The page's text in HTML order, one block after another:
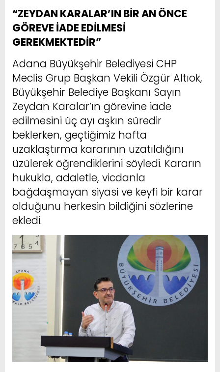
“ZEYDAN KARALAR’IN BİR AN ÖNCE
GÖREVE İADE EDİLMESİ
GEREKMEKTEDİR”
Adana Büyükşehir Belediyesi CHP
Meclis Grup Başkan Vekili Özgür Altıok,
Büyükşehir Belediye Başkanı Sayın
Zeydan Karalar’ın görevine iade
edilmesini üç ayı aşkın süredir
beklerken, geçtiğimiz hafta
uzaklaştırma kararının uzatıldığını
üzülerek öğrendiklerini söyledi. Kararın
hukukla, adaletle, vicdanla
bağdaşmayan siyasi ve keyfi bir karar
olduğunu herkesin bildiğini sözlerine
ekledi.